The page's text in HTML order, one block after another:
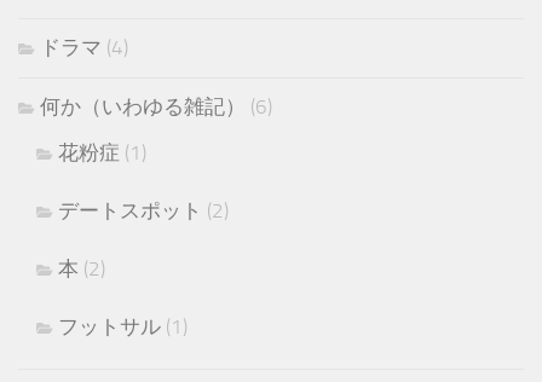
ドラマ (4)
何か（いわゆる雑記）
(6)
花粉症 (1)
デートスポット (2)
本 (2)
フットサル (1)